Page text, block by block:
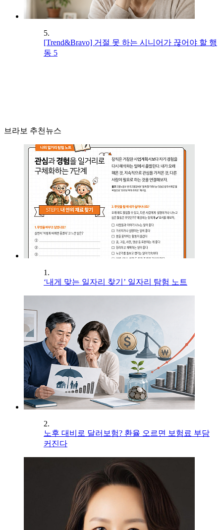
5.
[Trend&Bravo] 거절 못 하는 시니어가 끊어야 할 행
동 5
브라보 추천뉴스
1.
‘내게 맞는 일자리 찾기’ 일자리 탐험 노트
2.
노후 대비로 달러보험? 환율 오르면 보험료 부담
커진다